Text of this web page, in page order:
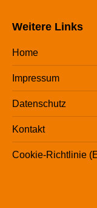
Weitere Links
Home
Impressum
Datenschutz
Kontakt
Cookie-Richtlinie